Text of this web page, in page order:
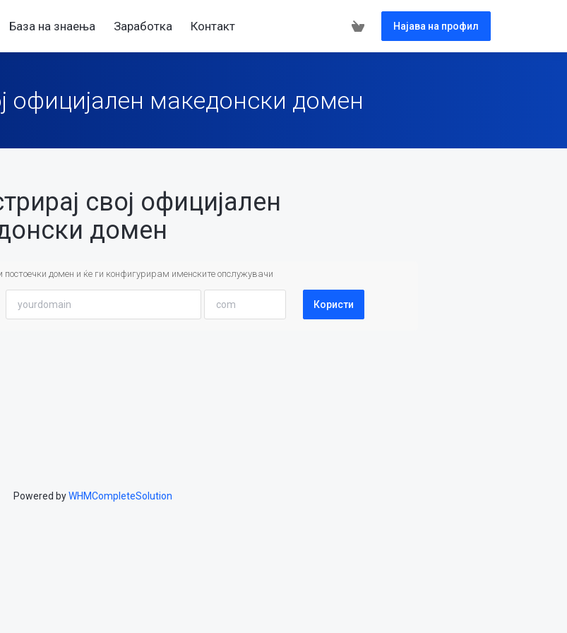
База на знаења Заработка Контакт Најава на профил
официјален македонски домен
свој официјален
домен
постоечки домен и ќе ги конфигурирам именските опслужувачи
Користи
Powered byWHMCompleteSolution